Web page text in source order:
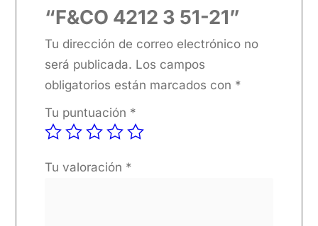
“F&CO 4212 3 51-21”
Tu dirección de correo electrónico no
será publicada. Los campos
obligatorios están marcados con *
Tu puntuación *
Tu valoración *